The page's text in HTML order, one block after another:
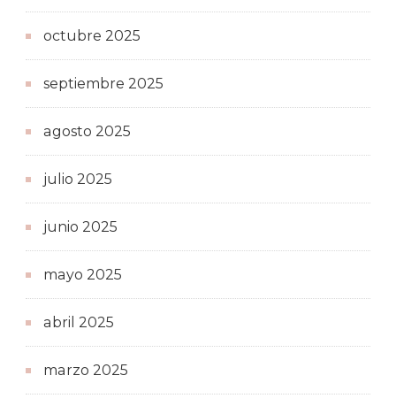
octubre 2025
septiembre 2025
agosto 2025
julio 2025
junio 2025
mayo 2025
abril 2025
marzo 2025